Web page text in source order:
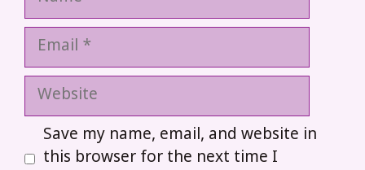
Email
Website
Save my name, email, and website in
this browser for the next time I